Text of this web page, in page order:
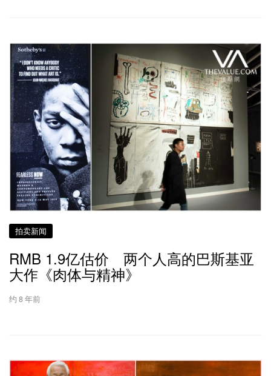
拍卖新闻
RMB 1.9亿估价 两个人高的巴斯基亚
大作《肉体与精神》
约 8 年前